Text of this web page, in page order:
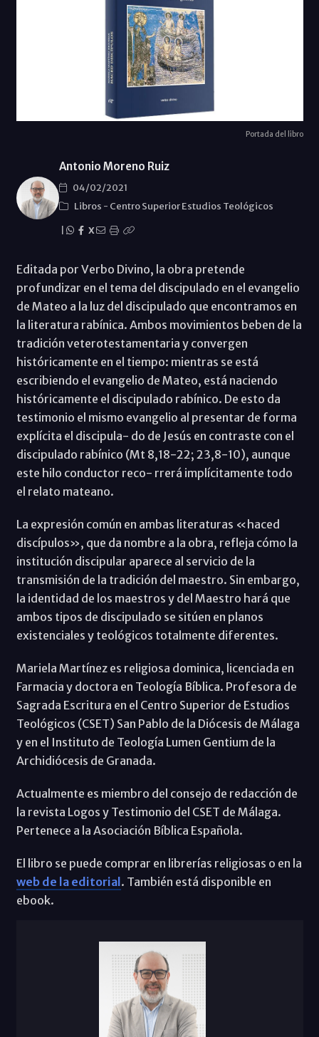
Portada del libro
Antonio Moreno Ruiz
04/02/2021
Libros - Centro Superior Estudios Teológicos
X
Editada por Verbo Divino, la obra pretende
profundizar en el tema del discipulado en el evangelio
de Mateo a la luz del discipulado que encontramos en
la literatura rabínica. Ambos movimientos beben de la
tradición veterotestamentaria y convergen
históricamente en el tiempo: mientras se está
escribiendo el evangelio de Mateo, está naciendo
históricamente el discipulado rabínico. De esto da
testimonio el mismo evangelio al presentar de forma
explícita el discipula- do de Jesús en contraste con el
discipulado rabínico (Mt 8,18-22; 23,8-10), aunque
este hilo conductor reco- rrerá implícitamente todo
el relato mateano.
La expresión común en ambas literaturas «haced
discípulos», que da nombre a la obra, refleja cómo la
institución discipular aparece al servicio de la
transmisión de la tradición del maestro. Sin embargo,
la identidad de los maestros y del Maestro hará que
ambos tipos de discipulado se sitúen en planos
existenciales y teológicos totalmente diferentes.
Mariela Martínez es religiosa dominica, licenciada en
Farmacia y doctora en Teología Bíblica. Profesora de
Sagrada Escritura en el Centro Superior de Estudios
Teológicos (CSET) San Pablo de la Diócesis de Málaga
y en el Instituto de Teología Lumen Gentium de la
Archidiócesis de Granada.
Actualmente es miembro del consejo de redacción de
la revista Logos y Testimonio del CSET de Málaga.
Pertenece a la Asociación Bíblica Española.
El libro se puede comprar en librerías religiosas o en la
web de la editorial. También está disponible en
ebook.